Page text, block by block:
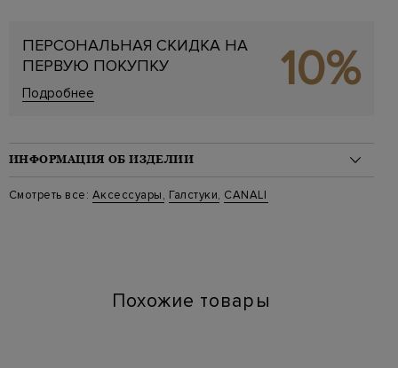
ПЕРСОНАЛЬНАЯ СКИДКА НА
ПЕРВУЮ ПОКУПКУ
Подробнее 10%
ИНФОРМАЦИЯ ОБ ИЗДЕЛИИ
Материал: шелк 100%
Стиль: Галстуки
Смотреть все: Аксессуары, Галстуки, CANALI
Похожие товары